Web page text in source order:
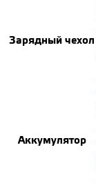
Зарядный чехол
Аккумулятор